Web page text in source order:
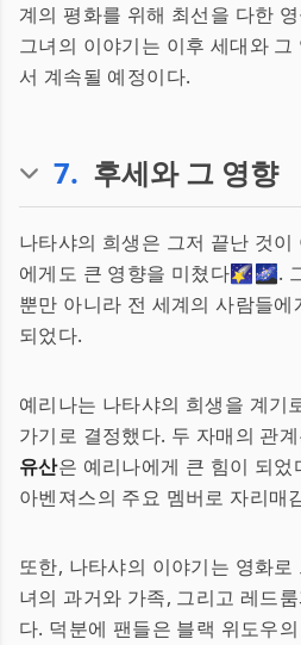
계의 평화를 위해 최선을 다한
그녀의 이야기는 이후 세대와
서 계속될 예정이다.
7. 후세와 그 영향
나타샤의 희생은 그저 끝난 것
에게도 큰 영향을 미쳤다🌠🌌.
뿐만 아니라 전 세계의 사람들
되었다.
예리나는 나타샤의 희생을 계기
가기로 결정했다. 두 자매의 관
유산은 예리나에게 큰 힘이 되
아벤져스의 주요 멤버로 자리매
또한, 나타샤의 이야기는 영화
녀의 과거와 가족, 그리고 레드
다. 덕분에 팬들은 블랙 위도우